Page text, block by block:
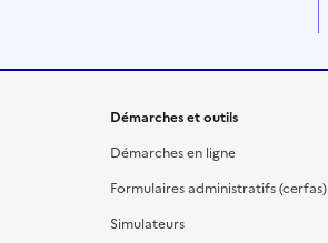
Démarches et outils
Démarches en ligne
Formulaires administratifs (cerfas)
Simulateurs